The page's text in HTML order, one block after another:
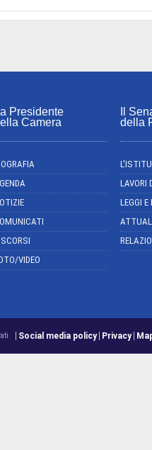
Presidente
Camera
VIDEO
Il
della
LAVORI
LEGGI
Social media policy Privacy